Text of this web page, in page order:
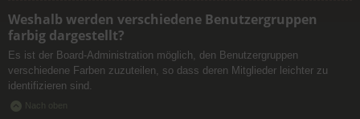
Weshalb werden verschiedene Benutzergruppen
farbig dargestellt?
Es ist der Board-Administration möglich, den Benutzergruppen
verschiedene Farben zuzuteilen, so dass deren Mitglieder leichter zu
identifizieren sind.
Nach oben